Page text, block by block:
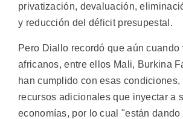
privatización, devaluación,
y reducción del déficit presupestal.
Pero Diallo recordó que aún cuando
africanos, entre ellos Mali, Burkina
han cumplido con esas condiciones,
recursos adicionales que inyectar a
economías, por lo cual "están dando